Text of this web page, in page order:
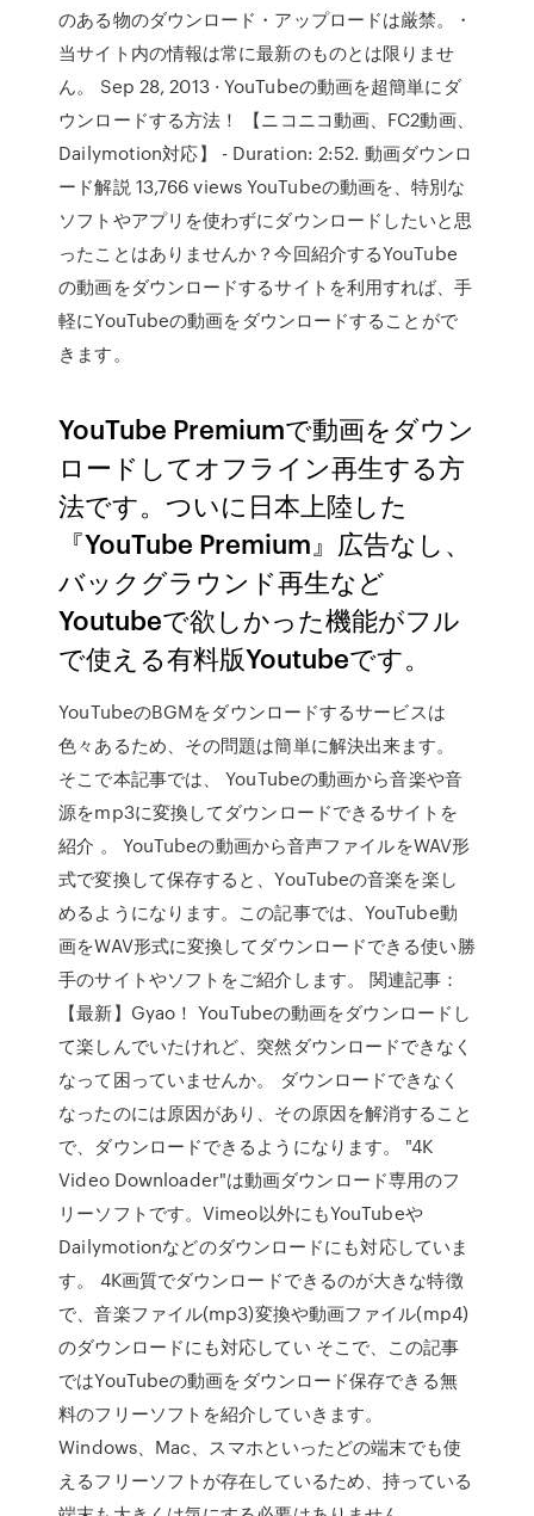
のある物のダウンロード・アップロードは厳禁。・
当サイト内の情報は常に最新のものとは限りませ
ん。 Sep 28, 2013 · YouTubeの動画を超簡単にダ
ウンロードする方法！ 【ニコニコ動画、FC2動画、
Dailymotion対応】 - Duration: 2:52. 動画ダウンロ
ード解説 13,766 views YouTubeの動画を、特別な
ソフトやアプリを使わずにダウンロードしたいと思
ったことはありませんか？今回紹介するYouTube
の動画をダウンロードするサイトを利用すれば、手
軽にYouTubeの動画をダウンロードすることがで
きます。
YouTube Premiumで動画をダウン
ロードしてオフライン再生する方
法です。ついに日本上陸した
『YouTube Premium』広告なし、
バックグラウンド再生など
Youtubeで欲しかった機能がフル
で使える有料版Youtubeです。
YouTubeのBGMをダウンロードするサービスは
色々あるため、その問題は簡単に解決出来ます。
そこで本記事では、 YouTubeの動画から音楽や音
源をmp3に変換してダウンロードできるサイトを
紹介 。 YouTubeの動画から音声ファイルをWAV形
式で変換して保存すると、YouTubeの音楽を楽し
めるようになります。この記事では、YouTube動
画をWAV形式に変換してダウンロードできる使い勝
手のサイトやソフトをご紹介します。 関連記事：
【最新】Gyao！ YouTubeの動画をダウンロードし
て楽しんでいたけれど、突然ダウンロードできなく
なって困っていませんか。 ダウンロードできなく
なったのには原因があり、その原因を解消すること
で、ダウンロードできるようになります。 "4K
Video Downloader"は動画ダウンロード専用のフ
リーソフトです。Vimeo以外にもYouTubeや
Dailymotionなどのダウンロードにも対応していま
す。 4K画質でダウンロードできるのが大きな特徴
で、音楽ファイル(mp3)変換や動画ファイル(mp4)
のダウンロードにも対応してい そこで、この記事
ではYouTubeの動画をダウンロード保存できる無
料のフリーソフトを紹介していきます。
Windows、Mac、スマホといったどの端末でも使
えるフリーソフトが存在しているため、持っている